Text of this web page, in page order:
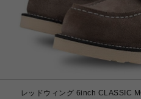
レッドウィング 6inch CLASSIC